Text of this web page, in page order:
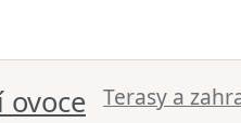
ovoce Terasy a